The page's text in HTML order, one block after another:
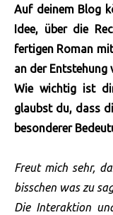
Auf deinem Blog
Idee, über die
fertigen Roman
an der Entstehung
Wie wichtig ist
glaubst du, dass
besonderer
Freut mich sehr,
bisschen was zu
Die Interaktion